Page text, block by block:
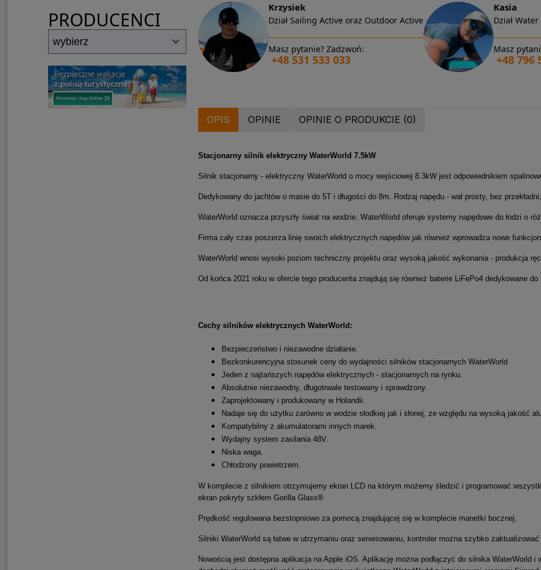
PRODUCENCI
Krzysiek
Dział Sailing Active oraz Outdoor Active
Masz pytanie? Zadzwoń:
+48 531 533 033
Kasia
Dział
Masz
+48 796
OPIS OPINIE OPINIE O PRODUKCIE (0)
Stacjonarny silnik elektryczny WaterWorld 7.5kW
Silnik stacjonarny - elektryczny WaterWorld o mocy wejściowej 8.3kW jest odpowiednikiem
Dedykowany do jachtów o masie do 5T i długości do 8m. Rodzaj napędu - wał prosty, bez
WaterWorld oznacza przyszły świat na wodzie. WaterWorld oferuje systemy napędowe do łodzi o
Firma cały czas poszerza linię swoich elektrycznych napędów jak również wprowadza nowe
WaterWorld wnosi wysoki poziom techniczny projektu oraz wysoką jakość wykonania - produkcja
Od końca 2021 roku w ofercie tego producenta znajdują się również baterie LiFePo4 dedykowane
Cechy silników elektrycznych WaterWorld:
Bezpieczeństwo i niezawodne działanie.
Bezkonkurencyjna stosunek ceny do wydajności silników stacjonarnych WaterWorld
Jeden z najtańszych napędów elektrycznych - stacjonarnych na rynku.
Absolutnie niezawodny, długotrwale testowany i sprawdzony.
Zaprojektowany i produkowany w Holandii.
Nadaje się do użytku zarówno w wodzie słodkiej jak i słonej, ze względu na wysoką jakość
Kompatybilny z akumulatorami innych marek.
Wydajny system zasilania 48V.
Niska waga.
Chłodzony powietrzem.
W komplecie z silnikiem otrzymujemy ekran LCD na którym możemy śledzić i programować
ekran pokryty szkłem Gorilla Glass®
Prędkość regulowana bezstopniowo za pomocą znajdującej się w komplecie manetki bocznej.
Silniki WaterWorld są łatwe w utrzymaniu oraz serwisowaniu, kontroler można szybko
Nowością jest dostępna aplikacja na Apple iOS. Aplikację można podłączyć do silnika WaterWorld